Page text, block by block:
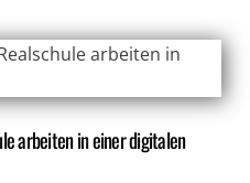
arbeiten in einer digitalen